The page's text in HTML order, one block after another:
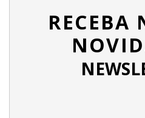
RECEBA